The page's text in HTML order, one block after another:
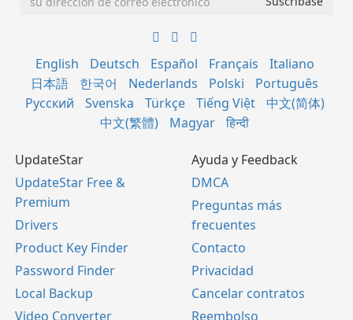
English Deutsch Español Français
Italiano
日本語
한국어 Nederlands Polski
Português
Русский
Svenska Türkçe Tiếng Việt
中文(简体)
中文(繁體)
Magyar हिन्दी
UpdateStar
UpdateStar Free &
Premium
Drivers
Product Key Finder
Password Finder
Local Backup
Video Converter
Ayuda y Feedback
DMCA
Preguntas más
frecuentes
Contacto
Privacidad
Cancelar contratos
Reembolso